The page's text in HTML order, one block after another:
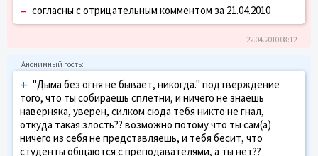
– согласны с отрицательным комментом за 21.04.2010
22.04.2010 08:12
+ "Дыма без огня не бывает, никогда." подтверждение
того, что ты собираешь сплетни, и ничего не знаешь
наверняка, уверен, силком сюда тебя никто не гнал,
откуда такая злость?? возможно потому что ты сам(а)
ничего из себя не представляешь, и тебя бесит, что
студенты общаются с преподавателями, а ты нет??